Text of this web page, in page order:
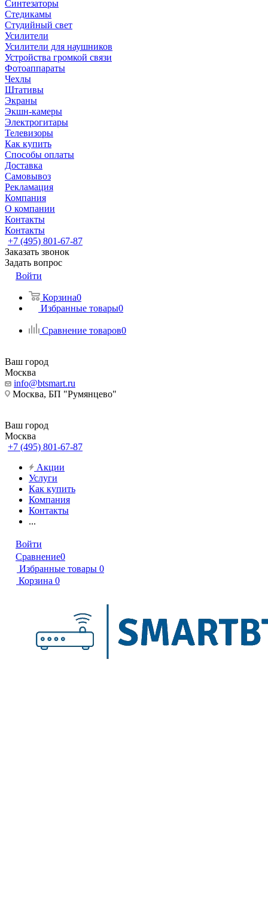
Синтезаторы
Стедикамы
Студийный свет
Усилители
Усилители для наушников
Устройства громкой связи
Фотоаппараты
Чехлы
Штативы
Экраны
Экшн-камеры
Электрогитары
Телевизоры
Как купить
Способы оплаты
Доставка
Самовывоз
Рекламация
Компания
О компании
Контакты
Контакты
+7 (495) 801-67-87
Заказать звонок
Задать вопрос
Войти
Корзина0
Избранные товары0
Сравнение товаров0
Ваш город
Москва
info@btsmart.ru
Москва, БП "Румянцево"
Ваш город
Москва
+7 (495) 801-67-87
Акции
Услуги
Как купить
Компания
Контакты
...
Войти
Сравнение0
Избранные товары 0
Корзина 0